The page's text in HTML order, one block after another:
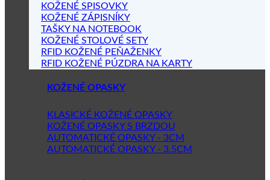
KOŽENÉ SPISOVKY
KOŽENÉ ZÁPISNÍKY
TAŠKY NA NOTEBOOK
KOŽENÉ STOLOVÉ SETY
RFID KOŽENÉ PEŇAŽENKY
RFID KOŽENÉ PÚZDRA NA KARTY
KOŽENÉ OPASKY
KLASICKÉ KOŽENÉ OPASKY
KOŽENÉ OPASKY S BRZDOU
AUTOMATICKÉ OPASKY - 3CM
AUTOMATICKÉ OPASKY - 3.5CM